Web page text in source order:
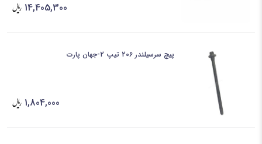
14,405,300
پیچ سرسیلندر 206 تیپ 2-جهان پارت
1,804,000